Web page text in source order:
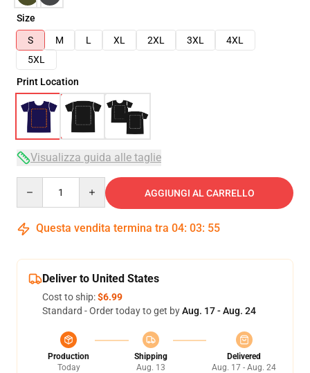
Size
S
M L XL 2XL 3XL
4XL
5XL
Print Location
Visualizza guida alle taglie
AGGIUNGI AL CARRELLO
Questa vendita termina tra 04: 03: 54
Deliver to United States
Cost to ship:$6.99
Standard - Order today to get byAug. 17 - Aug. 24
Production
Today
Shipping
Aug. 13
Delivered
Aug. 17 - Aug. 24